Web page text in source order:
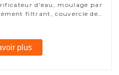
d'eau, moulage par
filtrant, couvercle de
plus